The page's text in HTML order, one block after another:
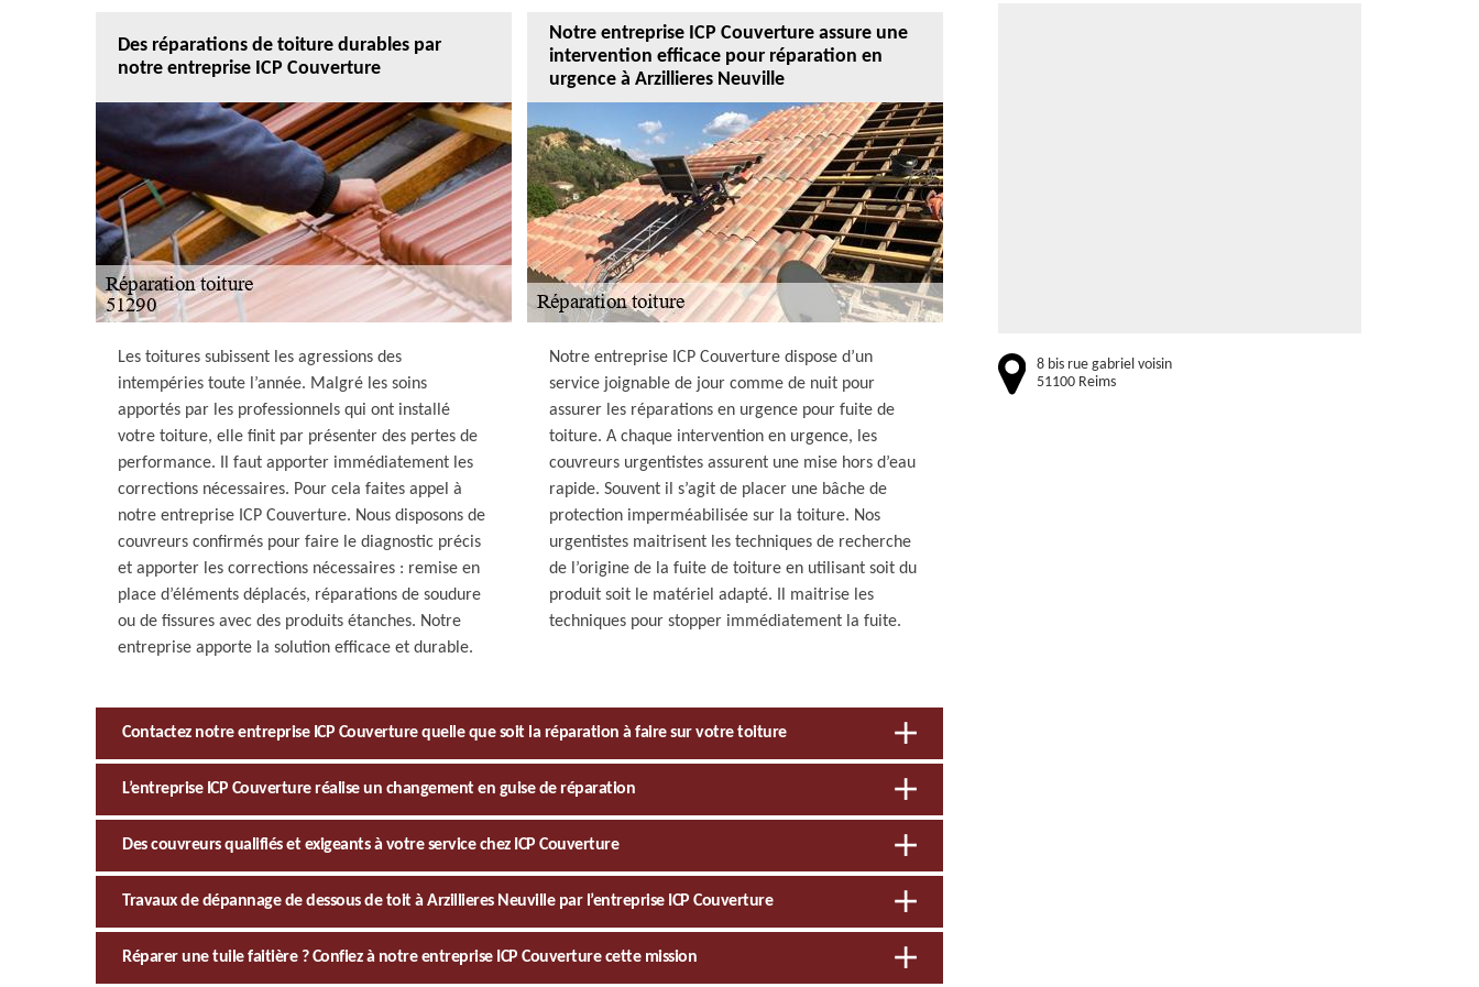
Des réparations de toiture durables par
notre entreprise ICP Couverture
Les toitures subissent les agressions des
intempéries toute l’année. Malgré les soins
apportés par les professionnels qui ont installé
votre toiture, elle finit par présenter des pertes de
performance. Il faut apporter immédiatement les
corrections nécessaires. Pour cela faites appel à
notre entreprise ICP Couverture. Nous disposons de
couvreurs confirmés pour faire le diagnostic précis
et apporter les corrections nécessaires : remise en
place d’éléments déplacés, réparations de soudure
ou de fissures avec des produits étanches. Notre
entreprise apporte la solution efficace et durable.
Notre entreprise ICP Couverture assure une
intervention efficace pour réparation en
urgence à Arzillieres Neuville
Notre entreprise ICP Couverture dispose d’un
service joignable de jour comme de nuit pour
assurer les réparations en urgence pour fuite de
toiture. A chaque intervention en urgence, les
couvreurs urgentistes assurent une mise hors d’eau
rapide. Souvent il s’agit de placer une bâche de
protection imperméabilisée sur la toiture. Nos
urgentistes maitrisent les techniques de recherche
de l’origine de la fuite de toiture en utilisant soit du
produit soit le matériel adapté. Il maitrise les
techniques pour stopper immédiatement la fuite.
Contactez notre entreprise ICP Couverture quelle que soit la réparation à faire sur votre toiture
L’entreprise ICP Couverture réalise un changement en guise de réparation
Des couvreurs qualifiés et exigeants à votre service chez ICP Couverture
Travaux de dépannage de dessous de toit à Arzillieres Neuville par l’entreprise ICP Couverture
Réparer une tuile faitière ? Confiez à notre entreprise ICP Couverture cette mission
8 bis rue gabriel voisin
51100 Reims